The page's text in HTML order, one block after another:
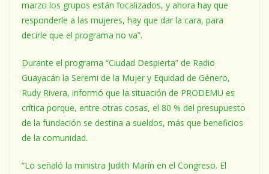
marzo los grupos están focalizados, y ahora hay que
responderle a las mujeres, hay que dar la cara, para
decirle que el programa no va”.
Durante el programa “Ciudad Despierta” de Radio
Guayacán la Seremi de la Mujer y Equidad de Género,
Rudy Rivera, informó que la situación de PRODEMU es
crítica porque, entre otras cosas, el 80 % del presupuesto
de la fundación se destina a sueldos, más que beneficios
de la comunidad.
“Lo señaló la ministra Judith Marín en el Congreso. El